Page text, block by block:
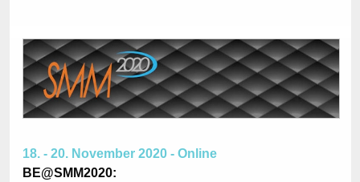
18. - 20. November 2020 - Online
BE@SMM2020: